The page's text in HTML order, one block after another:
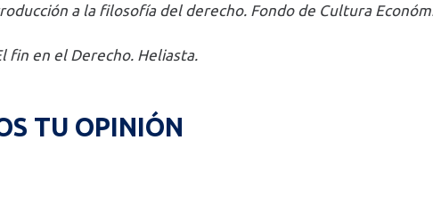
a la filosofía del derecho. Fondo de Cultura
fin en el Derecho. Heliasta.
TU OPINIÓN